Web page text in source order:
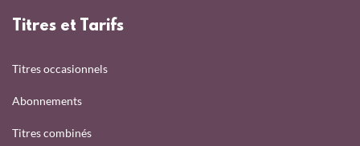
Titres et Tarifs
Titres occasionnels
Abonnements
Titres combinés